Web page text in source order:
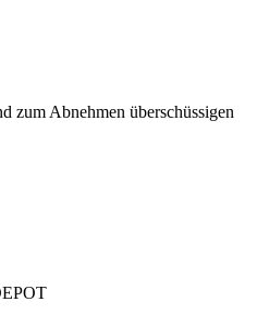
zum Abnehmen überschüssigen